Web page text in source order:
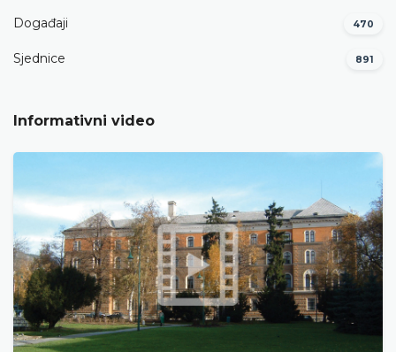
Događaji 470
Sjednice 891
Informativni video